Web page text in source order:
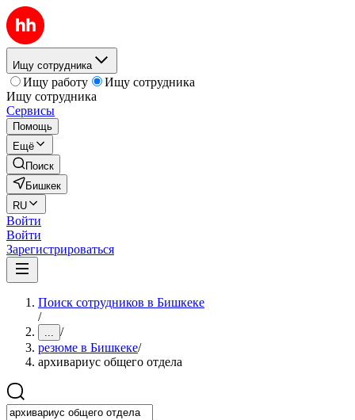
Ищу сотрудника
Ищу работу
Ищу сотрудника
Ищу сотрудника
Сервисы
Помощь
Ещё
Поиск
Бишкек
RU
Войти
Войти
Зарегистрироваться
Поиск сотрудников в Бишкеке
/
... /
резюме в Бишкеке/
архивариус общего отдела